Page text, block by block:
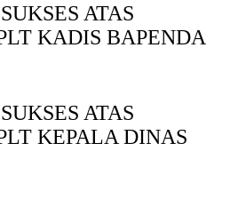
ATAS
KADIS BAPENDA
ATAS
KEPALA DINAS